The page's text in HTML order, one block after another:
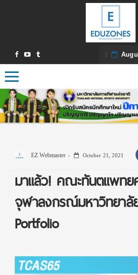
Toggle navigation
EZ Webmaster October 21, 2021
มาแล้ว! คณะทันตแพทย
จุฬาลงกรณ์มหาวิทยา
Portfolio